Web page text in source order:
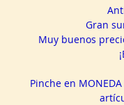
Gran
Muy buenos
Pinche en